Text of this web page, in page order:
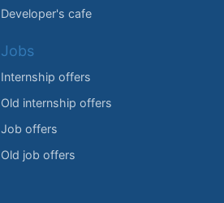
Developer's cafe
Jobs
Internship offers
Old internship offers
Job offers
Old job offers